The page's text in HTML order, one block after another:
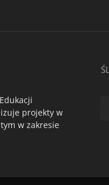
projekty w
w zakresie